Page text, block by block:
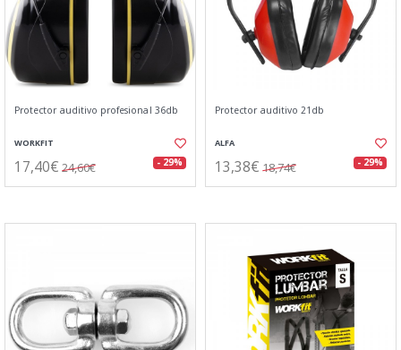
Protector auditivo profesional 36db
WORKFIT
17,40€ 24,60€ - 29%
Protector auditivo 21db
ALFA
13,38€ 18,74€ - 29%